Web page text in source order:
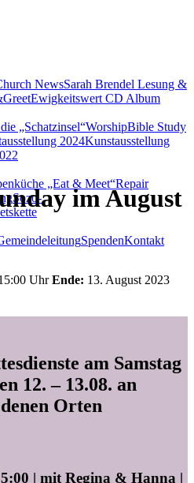
NewsSarah Brendel Lesung &
Ewigkeitswert CD Album
„Schatzinsel“WorshipBible Study
2024Kunstausstellung
„Eat & Meet“Repair
Sozo-
SpendenKontakt
im August
UhrEnde: 13. August 2023
am Samstag
12. – 13.08. an
Orten
| mit Regina & Hanna |